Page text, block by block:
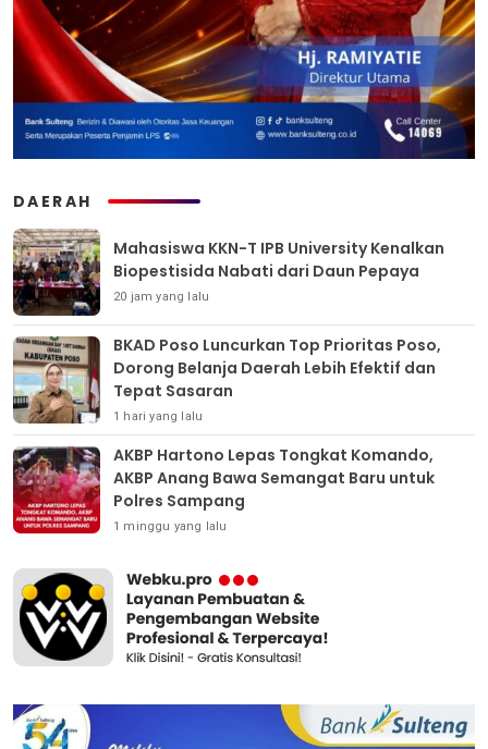
DAERAH
Mahasiswa KKN-T IPB University Kenalkan
Biopestisida Nabati dari Daun Pepaya
20 jam yang lalu
BKAD Poso Luncurkan Top Prioritas Poso,
Dorong Belanja Daerah Lebih Efektif dan
Tepat Sasaran
1 hari yang lalu
AKBP Hartono Lepas Tongkat Komando,
AKBP Anang Bawa Semangat Baru untuk
Polres Sampang
1 minggu yang lalu